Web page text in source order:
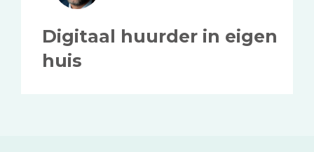
Digitaal huurder in eigen
huis